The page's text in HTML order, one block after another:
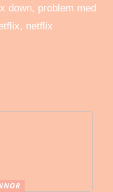
down, problem med
netflix